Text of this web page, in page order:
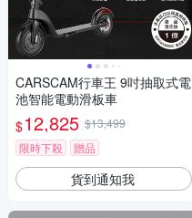
CARSCAM行車王 9吋抽取式電
池智能電動滑板車
$12,825 $13,499
限時下殺
贈品
貨到通知我